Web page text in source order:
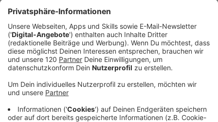
Lade dir dazu einfach dieLife Radio App
fordere
passenden Stream überSmartTV.
App
Hier findet ihr neben den neuen Musik-Channels mit
eurer Lieblingsmusik und allen Podcasts auch die
Life Radio Nachrichten sowie Wetter und Verkehr in
Oberösterreich zum Nachhören und Nachlesen.
Somit versäumt ihr keine Meldung.